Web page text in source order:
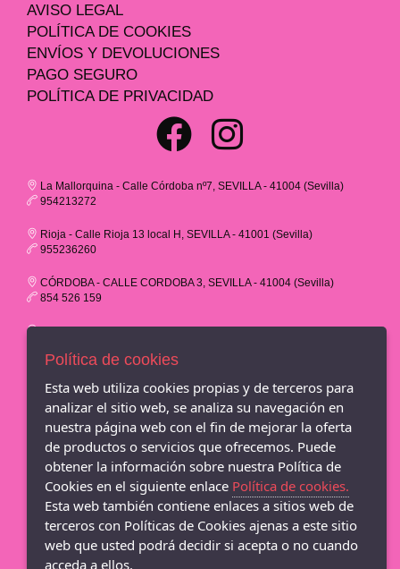
AVISO LEGAL
POLÍTICA DE COOKIES
ENVÍOS Y DEVOLUCIONES
PAGO SEGURO
POLÍTICA DE PRIVACIDAD
La Mallorquina - Calle Córdoba nº7, SEVILLA - 41004 (Sevilla)
954213272
Rioja - Calle Rioja 13 local H, SEVILLA - 41001 (Sevilla)
955236260
CÓRDOBA - CALLE CORDOBA 3, SEVILLA - 41004 (Sevilla)
854 526 159
EL SALVADOR - PLAZA DEL SALVADOR 16, SEVILLA - 41004
854 707 433
CC LOS ARCOS - AVND.DE ANDALUCIA S/N - 1ª PLANTA LOCAL
A16, SEVILLA - 41007 (Sevilla)
854 526 953
CC LAGOH - AVENIDA DE PALMAS ALTAS 1, 1ª PLANTA LOCAL
A32, SEVILLA - 41014 (Sevilla)
854 80 84 88
M&R Zapateria - Adriann Lasconi
Política de cookies
Esta web utiliza cookies propias y de terceros para
analizar el sitio web, se analiza su navegación en
nuestra página web con el fin de mejorar la oferta
de productos o servicios que ofrecemos. Puede
obtener la información sobre nuestra Política de
Cookies en el siguiente enlace Política de cookies.
Esta web también contiene enlaces a sitios web de
terceros con Políticas de Cookies ajenas a este sitio
web que usted podrá decidir si acepta o no cuando
acceda a ellos.